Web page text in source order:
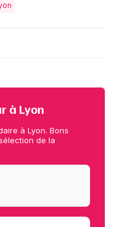
à Lyon
à Lyon. Bons
de la